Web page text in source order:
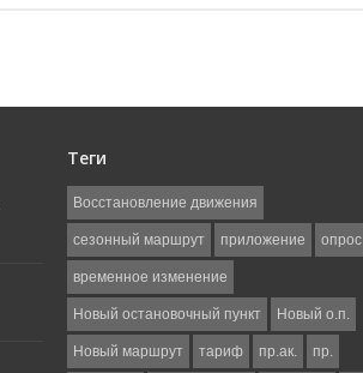
Теги
Восстановление движения
сезонный маршрут приложение опрос
временное изменение
Новый остановочный пункт Новый о.п.
Новый маршрут тариф пр.ак. пр.